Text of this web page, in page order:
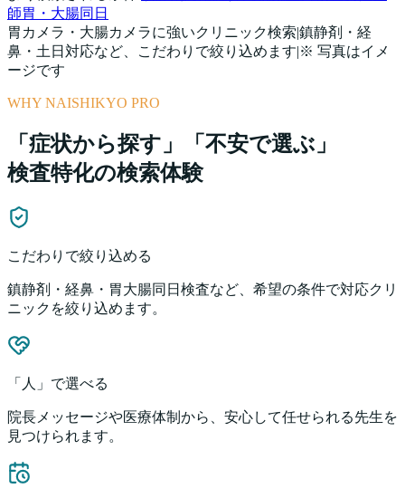
師胃・大腸同日
胃カメラ・大腸カメラに強いクリニック検索|鎮静剤・経
鼻・土日対応など、こだわりで絞り込めます|※ 写真はイメ
ージです
WHY NAISHIKYO PRO
「症状から探す」「不安で選ぶ」
検査特化の検索体験
こだわりで絞り込める
鎮静剤・経鼻・胃大腸同日検査など、希望の条件で対応クリ
ニックを絞り込めます。
「人」で選べる
院長メッセージや医療体制から、安心して任せられる先生を
見つけられます。